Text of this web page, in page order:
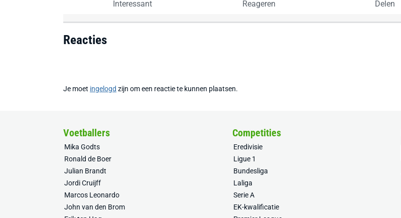
Interessant Reageren Delen
Reacties
Je moet ingelogd zijn om een reactie te kunnen plaatsen.
Voetballers
Mika Godts
Ronald de Boer
Julian Brandt
Jordi Cruijff
Marcos Leonardo
John van den Brom
Competities
Eredivisie
Ligue 1
Bundesliga
Laliga
Serie A
EK-kwalificatie